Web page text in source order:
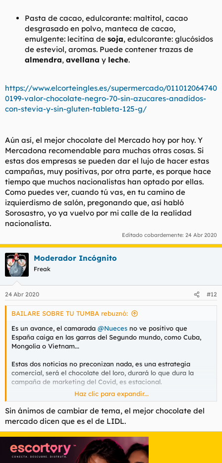
unos pocos ganan a costa de todos los demás.
A partir de ahora le diré a mi mayordomo que compre
chocolate Valor en el Mercadona.
Pasta de cacao, edulcorante: maltitol, cacao
desgrasado en polvo, manteca de cacao,
emulgente: lecitina de soja, edulcorante: glucósidos
de esteviol, aromas. Puede contener trazas de
almendra, avellana y leche.
https://www.elcorteingles.es/supermercado/011012064740
0199-valor-chocolate-negro-70-sin-azucares-anadidos-
con-stevia-y-sin-gluten-tableta-125-g/
Aún así, el mejor chocolate del Mercado hoy por hoy. Y
Mercadona recomendable para muchas otras cosas. Si
estas dos empresas se pueden dar el lujo de hacer estas
campañas, muy positivas, por otra parte, es porque hace
tiempo que muchos nacionalistas han optado por ellas.
Como puedes ver, cuando tú vas, en tu camino de
izquierdismo de salón, pregonando que, así habló
Sorosastro, yo ya vuelvo por mi calle de la realidad
nacionalista.
Editado cobardemente: 24 Abr 2020
Moderador Incógnito
Freak
24 Abr 2020 #12
BAILARE SOBRE TU TUMBA rebuznó:
Es un avance, el camarada @Nueces no ve positivo que
España caiga en las garras del Segundo mundo, como Cuba,
Mongolia o Vietnam...
Estas dos noticias no preconizan nada, es una estrategia
comercial, será el chocolate del loro, durará lo que dura la
campaña de marketing del Covid, es estacional.
En Mercadona poco cocholate valor encontrarás, los mejores
surtidos los tienes en Carrefour y en Alcampo, también en las
propias tiendas valor, pero el mejor precio es en Alcampo y en
carrefour si se pone de oferta. Que a veces se pone, por que
como el lindt está siempre de oferta desde el referéndum
Catalán...
Haz clic para expandir...
Sin ánimos de cambiar de tema, el mejor chocolate del
mercado dicen que es el de LIDL.